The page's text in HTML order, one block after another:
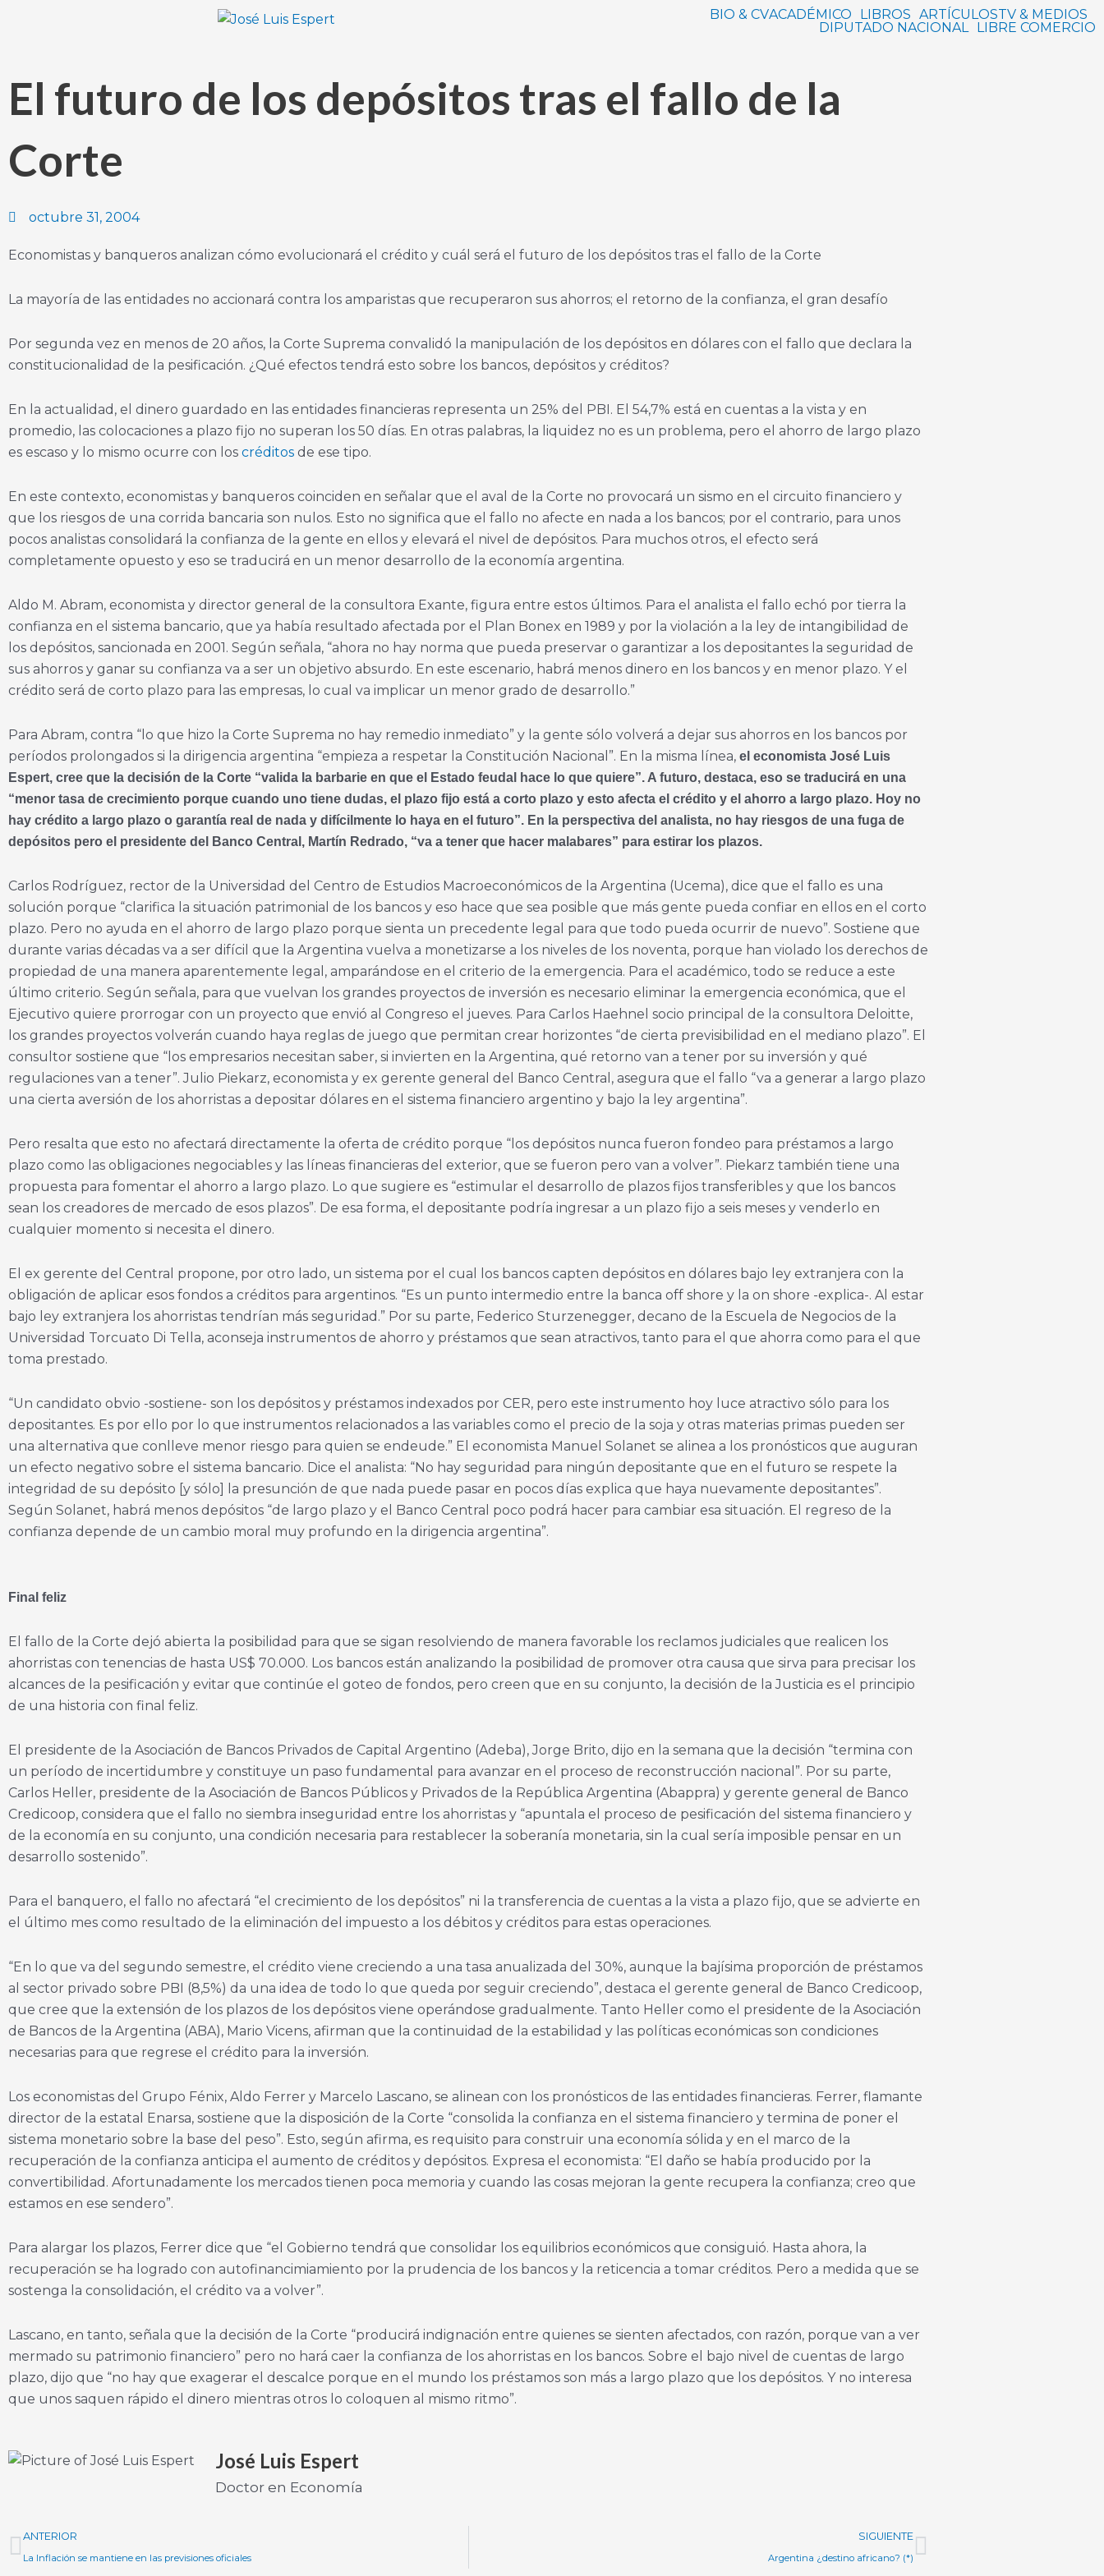
BIO & CVACADÉMICO LIBROS ARTÍCULOSTV & MEDIOS
DIPUTADO NACIONAL LIBRE COMERCIO
El futuro de los depósitos tras el fallo de la
Corte
octubre 31, 2004
Economistas y banqueros analizan cómo evolucionará el crédito y cuál será el futuro de los depósitos tras el fallo de la Corte
La mayoría de las entidades no accionará contra los amparistas que recuperaron sus ahorros; el retorno de la confianza, el gran desafío
Por segunda vez en menos de 20 años, la Corte Suprema convalidó la manipulación de los depósitos en dólares con el fallo que declara la
constitucionalidad de la pesificación. ¿Qué efectos tendrá esto sobre los bancos, depósitos y créditos?
En la actualidad, el dinero guardado en las entidades financieras representa un 25% del PBI. El 54,7% está en cuentas a la vista y en
promedio, las colocaciones a plazo fijo no superan los 50 días. En otras palabras, la liquidez no es un problema, pero el ahorro de largo plazo
es escaso y lo mismo ocurre con los créditos de ese tipo.
En este contexto, economistas y banqueros coinciden en señalar que el aval de la Corte no provocará un sismo en el circuito financiero y
que los riesgos de una corrida bancaria son nulos. Esto no significa que el fallo no afecte en nada a los bancos; por el contrario, para unos
pocos analistas consolidará la confianza de la gente en ellos y elevará el nivel de depósitos. Para muchos otros, el efecto será
completamente opuesto y eso se traducirá en un menor desarrollo de la economía argentina.
Aldo M. Abram, economista y director general de la consultora Exante, figura entre estos últimos. Para el analista el fallo echó por tierra la
confianza en el sistema bancario, que ya había resultado afectada por el Plan Bonex en 1989 y por la violación a la ley de intangibilidad de
los depósitos, sancionada en 2001. Según señala, “ahora no hay norma que pueda preservar o garantizar a los depositantes la seguridad de
sus ahorros y ganar su confianza va a ser un objetivo absurdo. En este escenario, habrá menos dinero en los bancos y en menor plazo. Y el
crédito será de corto plazo para las empresas, lo cual va implicar un menor grado de desarrollo.”
Para Abram, contra “lo que hizo la Corte Suprema no hay remedio inmediato” y la gente sólo volverá a dejar sus ahorros en los bancos por
períodos prolongados si la dirigencia argentina “empieza a respetar la Constitución Nacional”. En la misma línea, el economista José Luis
Espert, cree que la decisión de la Corte “valida la barbarie en que el Estado feudal hace lo que quiere”. A futuro, destaca, eso se traducirá en una
“menor tasa de crecimiento porque cuando uno tiene dudas, el plazo fijo está a corto plazo y esto afecta el crédito y el ahorro a largo plazo. Hoy no
hay crédito a largo plazo o garantía real de nada y difícilmente lo haya en el futuro”. En la perspectiva del analista, no hay riesgos de una fuga de
depósitos pero el presidente del Banco Central, Martín Redrado, “va a tener que hacer malabares” para estirar los plazos.
Carlos Rodríguez, rector de la Universidad del Centro de Estudios Macroeconómicos de la Argentina (Ucema), dice que el fallo es una
solución porque “clarifica la situación patrimonial de los bancos y eso hace que sea posible que más gente pueda confiar en ellos en el corto
plazo. Pero no ayuda en el ahorro de largo plazo porque sienta un precedente legal para que todo pueda ocurrir de nuevo”. Sostiene que
durante varias décadas va a ser difícil que la Argentina vuelva a monetizarse a los niveles de los noventa, porque han violado los derechos de
propiedad de una manera aparentemente legal, amparándose en el criterio de la emergencia. Para el académico, todo se reduce a este
último criterio. Según señala, para que vuelvan los grandes proyectos de inversión es necesario eliminar la emergencia económica, que el
Ejecutivo quiere prorrogar con un proyecto que envió al Congreso el jueves. Para Carlos Haehnel socio principal de la consultora Deloitte,
los grandes proyectos volverán cuando haya reglas de juego que permitan crear horizontes “de cierta previsibilidad en el mediano plazo”. El
consultor sostiene que “los empresarios necesitan saber, si invierten en la Argentina, qué retorno van a tener por su inversión y qué
regulaciones van a tener”. Julio Piekarz, economista y ex gerente general del Banco Central, asegura que el fallo “va a generar a largo plazo
una cierta aversión de los ahorristas a depositar dólares en el sistema financiero argentino y bajo la ley argentina”.
Pero resalta que esto no afectará directamente la oferta de crédito porque “los depósitos nunca fueron fondeo para préstamos a largo
plazo como las obligaciones negociables y las líneas financieras del exterior, que se fueron pero van a volver”. Piekarz también tiene una
propuesta para fomentar el ahorro a largo plazo. Lo que sugiere es “estimular el desarrollo de plazos fijos transferibles y que los bancos
sean los creadores de mercado de esos plazos”. De esa forma, el depositante podría ingresar a un plazo fijo a seis meses y venderlo en
cualquier momento si necesita el dinero.
El ex gerente del Central propone, por otro lado, un sistema por el cual los bancos capten depósitos en dólares bajo ley extranjera con la
obligación de aplicar esos fondos a créditos para argentinos. “Es un punto intermedio entre la banca off shore y la on shore -explica-. Al estar
bajo ley extranjera los ahorristas tendrían más seguridad.” Por su parte, Federico Sturzenegger, decano de la Escuela de Negocios de la
Universidad Torcuato Di Tella, aconseja instrumentos de ahorro y préstamos que sean atractivos, tanto para el que ahorra como para el que
toma prestado.
“Un candidato obvio -sostiene- son los depósitos y préstamos indexados por CER, pero este instrumento hoy luce atractivo sólo para los
depositantes. Es por ello por lo que instrumentos relacionados a las variables como el precio de la soja y otras materias primas pueden ser
una alternativa que conlleve menor riesgo para quien se endeude.” El economista Manuel Solanet se alinea a los pronósticos que auguran
un efecto negativo sobre el sistema bancario. Dice el analista: “No hay seguridad para ningún depositante que en el futuro se respete la
integridad de su depósito [y sólo] la presunción de que nada puede pasar en pocos días explica que haya nuevamente depositantes”.
Según Solanet, habrá menos depósitos “de largo plazo y el Banco Central poco podrá hacer para cambiar esa situación. El regreso de la
confianza depende de un cambio moral muy profundo en la dirigencia argentina”.
Final feliz
El fallo de la Corte dejó abierta la posibilidad para que se sigan resolviendo de manera favorable los reclamos judiciales que realicen los
ahorristas con tenencias de hasta US$ 70.000. Los bancos están analizando la posibilidad de promover otra causa que sirva para precisar los
alcances de la pesificación y evitar que continúe el goteo de fondos, pero creen que en su conjunto, la decisión de la Justicia es el principio
de una historia con final feliz.
El presidente de la Asociación de Bancos Privados de Capital Argentino (Adeba), Jorge Brito, dijo en la semana que la decisión “termina con
un período de incertidumbre y constituye un paso fundamental para avanzar en el proceso de reconstrucción nacional”. Por su parte,
Carlos Heller, presidente de la Asociación de Bancos Públicos y Privados de la República Argentina (Abappra) y gerente general de Banco
Credicoop, considera que el fallo no siembra inseguridad entre los ahorristas y “apuntala el proceso de pesificación del sistema financiero y
de la economía en su conjunto, una condición necesaria para restablecer la soberanía monetaria, sin la cual sería imposible pensar en un
desarrollo sostenido”.
Para el banquero, el fallo no afectará “el crecimiento de los depósitos” ni la transferencia de cuentas a la vista a plazo fijo, que se advierte en
el último mes como resultado de la eliminación del impuesto a los débitos y créditos para estas operaciones.
“En lo que va del segundo semestre, el crédito viene creciendo a una tasa anualizada del 30%, aunque la bajísima proporción de préstamos
al sector privado sobre PBI (8,5%) da una idea de todo lo que queda por seguir creciendo”, destaca el gerente general de Banco Credicoop,
que cree que la extensión de los plazos de los depósitos viene operándose gradualmente. Tanto Heller como el presidente de la Asociación
de Bancos de la Argentina (ABA), Mario Vicens, afirman que la continuidad de la estabilidad y las políticas económicas son condiciones
necesarias para que regrese el crédito para la inversión.
Los economistas del Grupo Fénix, Aldo Ferrer y Marcelo Lascano, se alinean con los pronósticos de las entidades financieras. Ferrer, flamante
director de la estatal Enarsa, sostiene que la disposición de la Corte “consolida la confianza en el sistema financiero y termina de poner el
sistema monetario sobre la base del peso”. Esto, según afirma, es requisito para construir una economía sólida y en el marco de la
recuperación de la confianza anticipa el aumento de créditos y depósitos. Expresa el economista: “El daño se había producido por la
convertibilidad. Afortunadamente los mercados tienen poca memoria y cuando las cosas mejoran la gente recupera la confianza; creo que
estamos en ese sendero”.
Para alargar los plazos, Ferrer dice que “el Gobierno tendrá que consolidar los equilibrios económicos que consiguió. Hasta ahora, la
recuperación se ha logrado con autofinancimiamiento por la prudencia de los bancos y la reticencia a tomar créditos. Pero a medida que se
sostenga la consolidación, el crédito va a volver”.
Lascano, en tanto, señala que la decisión de la Corte “producirá indignación entre quienes se sienten afectados, con razón, porque van a ver
mermado su patrimonio financiero” pero no hará caer la confianza de los ahorristas en los bancos. Sobre el bajo nivel de cuentas de largo
plazo, dijo que “no hay que exagerar el descalce porque en el mundo los préstamos son más a largo plazo que los depósitos. Y no interesa
que unos saquen rápido el dinero mientras otros lo coloquen al mismo ritmo”.
José Luis Espert
Doctor en Economía
Prev
ANTERIOR
La Inflación se mantiene en las previsiones oficiales
SIGUIENTE
Argentina ¿destino africano? (*)
Next